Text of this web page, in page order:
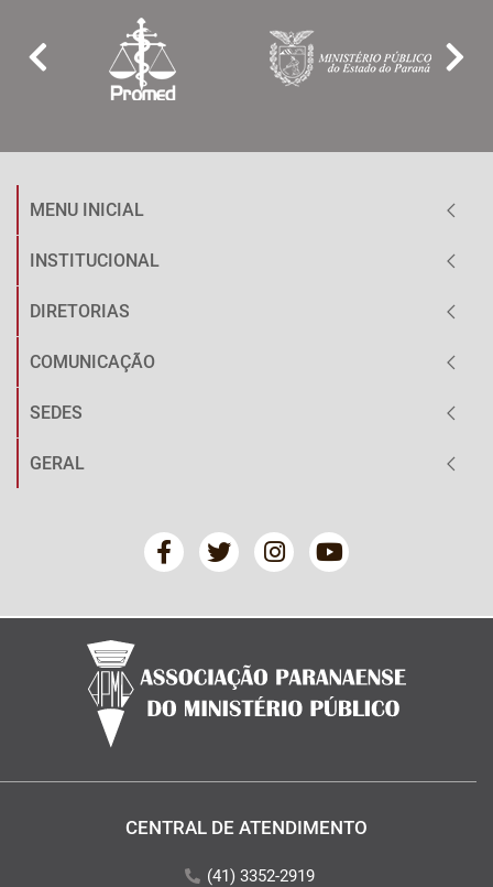
MENU INICIAL
INSTITUCIONAL
DIRETORIAS
COMUNICAÇÃO
SEDES
GERAL
CENTRAL DE ATENDIMENTO
(41) 3352-2919